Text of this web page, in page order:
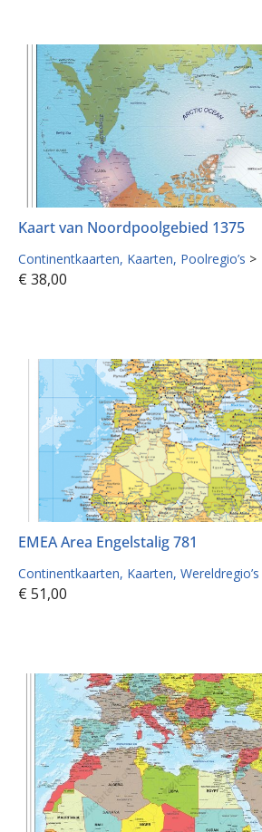
Kaart van Noordpoolgebied 1375
Continentkaarten Kaarten Poolregio’s >
€ 38,00
EMEA Area Engelstalig 781
Continentkaarten Kaarten Wereldregio’s
€ 51,00